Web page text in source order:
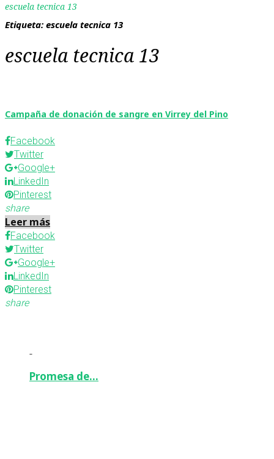
escuela tecnica 13
Etiqueta: escuela tecnica 13
escuela tecnica 13
Campaña de donación de sangre en Virrey del Pino
Facebook
Twitter
Google+
LinkedIn
Pinterest
share
Leer más
Facebook
Twitter
Google+
LinkedIn
Pinterest
share
-
Promesa de…